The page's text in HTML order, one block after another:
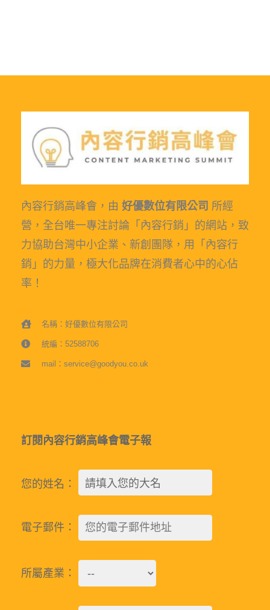
內容行銷高峰會，由 好優數位有限公司 所經
營，全台唯一專注討論「內容行銷」的網站，致
力協助台灣中小企業、新創團隊，用「內容行
銷」的力量，極大化品牌在消費者心中的心佔
率！
名稱：好優數位有限公司
統編：52588706
mail：service@goodyou.co.uk
訂閱內容行銷高峰會電子報
您的姓名：
電子郵件：
所屬產業：